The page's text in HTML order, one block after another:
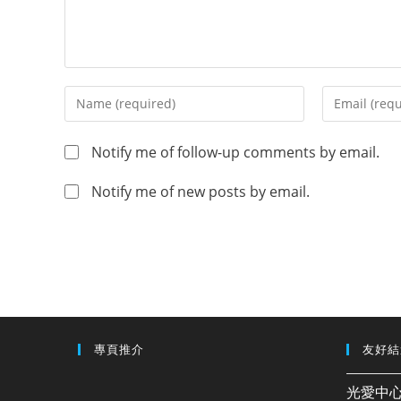
Notify me of follow-up comments by email.
Notify me of new posts by email.
專頁推介 友好
光愛中